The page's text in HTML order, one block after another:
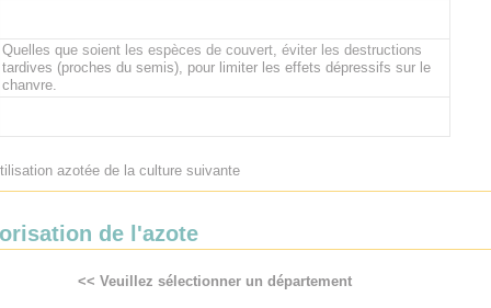
Quelles que soient les espèces de couvert, éviter les destructions
tardives (proches du semis), pour limiter les effets dépressifs sur le
chanvre.
azotée de la culture suivante
de l'azote
<< Veuillez sélectionner un département